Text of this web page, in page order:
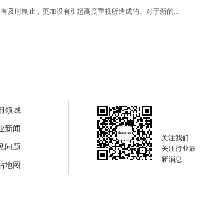
时制止，更加没有引起高度重视所造成的。对于新的...
领域
新闻
问题
地图
关注我们
关注行业最
新消息